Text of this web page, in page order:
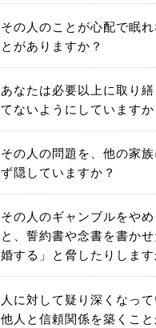
その人のことが心配で眠れ
とがありますか？
あなたは必要以上に取り
てないようにしていますか
その人の問題を、他の家
ず隠していますか？
その人のギャンブルをやめ
と、誓約書や念書を書か
婚する」と脅したりします
人に対して疑り深くなっ
他人と信頼関係を築くこ